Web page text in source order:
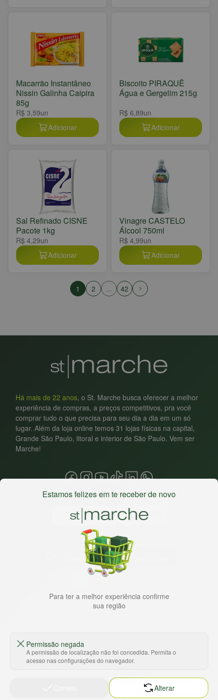
Macarrão Instantâneo
Nissin Galinha Caipira
85g
R$ 3,59un
Adicionar
Biscoito PIRAQUÊ
Água e Gergelim 215g
R$ 6,89un
Adicionar
Sal Refinado CISNE
Pacote 1kg
R$ 4,29un
Adicionar
Vinagre CASTELO
Álcool 750ml
R$ 4,99un
Adicionar
1 2 ... 42
Há mais de 22 anos, o St. Marche busca oferecer a melhor
experiência de compras, a preços competitivos, pra você
comprar tudo o que precisa para seu dia a dia em um só
lugar. Além da loja online temos 31 lojas físicas na capital,
Grande São Paulo, litoral e interior de São Paulo. Vem ser
Marche!
CNPJ: 09.000.493/0002-15
Ajuda e Suporte
Trabalhe conosco
Termos e políticas
Política de reembolso
Baixe nosso app
Estamos felizes em te receber de novo
Para ter a melhor experiência confirme
sua região
Permissão negada
A permissão de localização não foi concedida. Permita o
acesso nas configurações do navegador.
Alterar